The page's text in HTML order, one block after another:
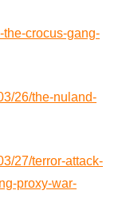
the-crocus-gang-
26/the-nuland-
27/terror-attack-
proxy-war-